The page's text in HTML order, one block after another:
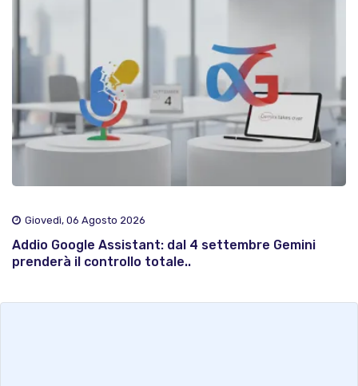
Giovedì, 06 Agosto 2026
Addio Google Assistant: dal 4 settembre Gemini
prenderà il controllo totale..